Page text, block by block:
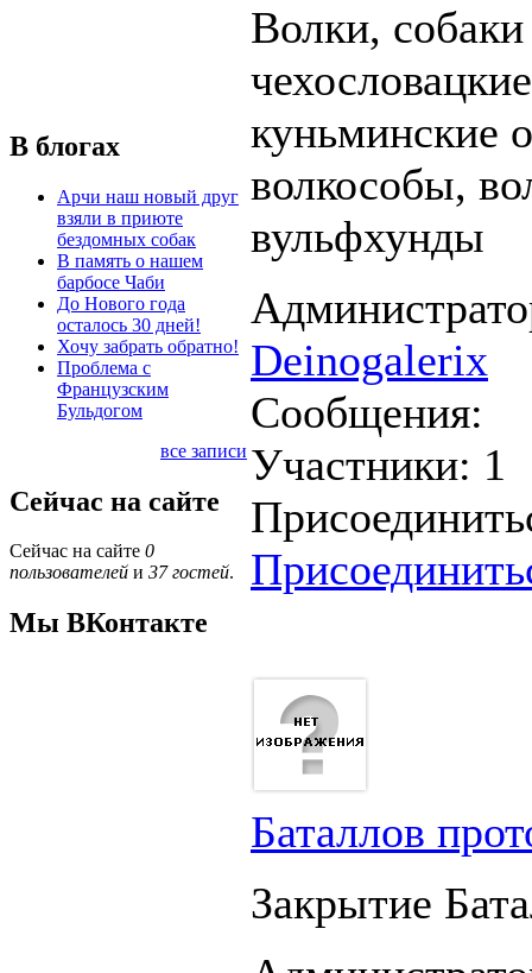
В блогах
Арчи наш новый друг
взяли в приюте
бездомных собак
В память о нашем
барбосе Чаби
До Нового года
осталось 30 дней!
Хочу забрать обратно!
Проблема с
Французским
Бульдогом
все записи
Сейчас на сайте
Сейчас на сайте 0
пользователей и 37 гостей.
Мы ВКонтакте
Волки,
куньминские
волкособы,
вульфхунды
Deinogalerix
Сообщения:
Участники: 1
Баталлов
Закрытие